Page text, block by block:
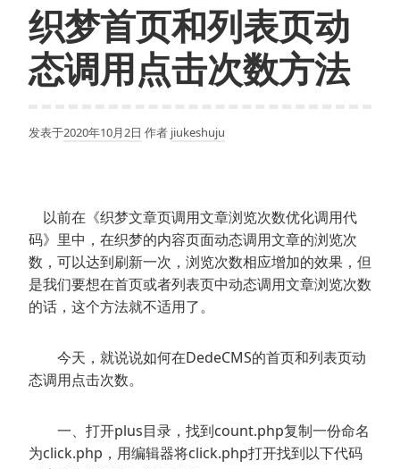
织梦首页和列表页动
态调用点击次数方法
发表于2020年10月2日 作者 jiukeshuju
以前在《织梦文章页调用文章浏览次数优化调用代
码》里中，在织梦的内容页面动态调用文章的浏览次
数，可以达到刷新一次，浏览次数相应增加的效果，但
是我们要想在首页或者列表页中动态调用文章浏览次数
的话，这个方法就不适用了。
今天，就说说如何在DedeCMS的首页和列表页动
态调用点击次数。
一、打开plus目录，找到count.php复制一份命名
为click.php，用编辑器将click.php打开找到以下代码